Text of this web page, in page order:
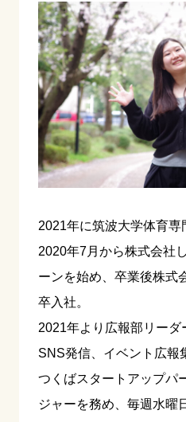
2021年に筑波大学体育専
2020年7月から株式会社
ーンを始め、卒業後株式
卒入社。
2021年より広報部リー
SNS発信、イベント広報
つくばスタートアップパ
ジャーを務め、毎週水曜